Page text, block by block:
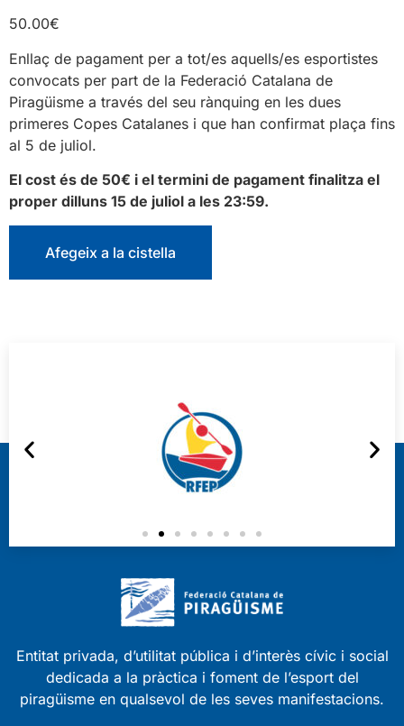
50.00€
Enllaç de pagament per a tot/es aquells/es esportistes
convocats per part de la Federació Catalana de
Piragüisme a través del seu rànquing en les dues
primeres Copes Catalanes i que han confirmat plaça fins
al 5 de juliol.
El cost és de 50€ i el termini de pagament finalitza el
proper dilluns 15 de juliol a les 23:59.
Afegeix a la cistella
Entitat privada, d’utilitat pública i d’interès cívic i social
dedicada a la pràctica i foment de l’esport del
piragüisme en qualsevol de les seves manifestacions.